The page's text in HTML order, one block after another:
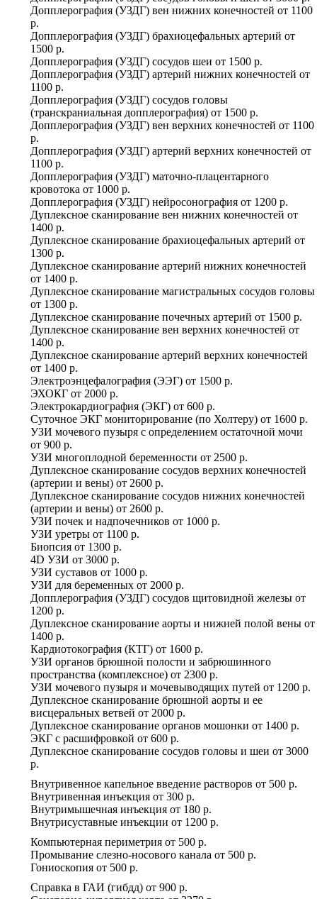
Допплерография (УЗДГ) вен нижних конечностей от 1100
р.
Допплерография (УЗДГ) брахиоцефальных артерий от
1500 р.
Допплерография (УЗДГ) сосудов шеи от 1500 р.
Допплерография (УЗДГ) артерий нижних конечностей от
1100 р.
Допплерография (УЗДГ) сосудов головы
(транскраниальная допплерография) от 1500 р.
Допплерография (УЗДГ) вен верхних конечностей от 1100
р.
Допплерография (УЗДГ) артерий верхних конечностей от
1100 р.
Допплерография (УЗДГ) маточно-плацентарного
кровотока от 1000 р.
Допплерография (УЗДГ) нейросонография от 1200 р.
Дуплексное сканирование вен нижних конечностей от
1400 р.
Дуплексное сканирование брахиоцефальных артерий от
1300 р.
Дуплексное сканирование артерий нижних конечностей
от 1400 р.
Дуплексное сканирование магистральных сосудов головы
от 1300 р.
Дуплексное сканирование почечных артерий от 1500 р.
Дуплексное сканирование вен верхних конечностей от
1400 р.
Дуплексное сканирование артерий верхних конечностей
от 1400 р.
Электроэнцефалография (ЭЭГ) от 1500 р.
ЭХОКГ от 2000 р.
Электрокардиография (ЭКГ) от 600 р.
Суточное ЭКГ мониторирование (по Холтеру) от 1600 р.
УЗИ мочевого пузыря с определением остаточной мочи
от 900 р.
УЗИ многоплодной беременности от 2500 р.
Дуплексное сканирование сосудов верхних конечностей
(артерии и вены) от 2600 р.
Дуплексное сканирование сосудов нижних конечностей
(артерии и вены) от 2600 р.
УЗИ почек и надпочечников от 1000 р.
УЗИ уретры от 1100 р.
Биопсия от 1300 р.
4D УЗИ от 3000 р.
УЗИ суставов от 1000 р.
УЗИ для беременных от 2000 р.
Допплерография (УЗДГ) сосудов щитовидной железы от
1200 р.
Дуплексное сканирование аорты и нижней полой вены от
1400 р.
Кардиотокография (КТГ) от 1600 р.
УЗИ органов брюшной полости и забрюшинного
пространства (комплексное) от 2300 р.
УЗИ мочевого пузыря и мочевыводящих путей от 1200 р.
Дуплексное сканирование брюшной аорты и ее
висцеральных ветвей от 2000 р.
Дуплексное сканирование органов мошонки от 1400 р.
ЭКГ с расшифровкой от 600 р.
Дуплексное сканирование сосудов головы и шеи от 3000
р.
Внутривенное капельное введение растворов от 500 р.
Внутривенная инъекция от 300 р.
Внутримышечная инъекция от 180 р.
Внутрисуставные инъекции от 1200 р.
Компьютерная периметрия от 500 р.
Промывание слезно-носового канала от 500 р.
Гониоскопия от 500 р.
Справка в ГАИ (гибдд) от 900 р.